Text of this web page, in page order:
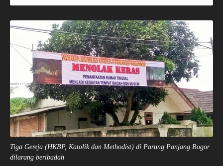
Tiga Gereja (HKBP, Katolik dan Methodist) di Parung Panjang Bogor
dilarang beribadah